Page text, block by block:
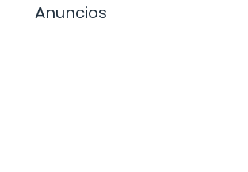
Anuncios